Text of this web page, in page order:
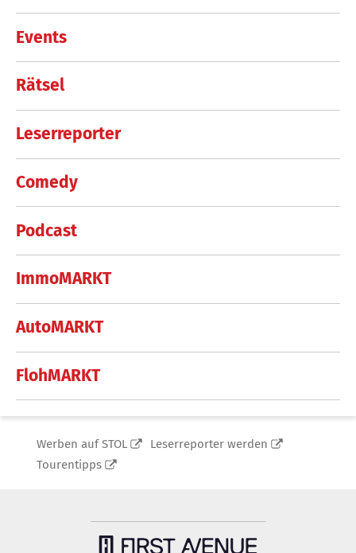
Events
Rätsel
Leserreporter
Comedy
Podcast
ImmoMARKT
AutoMARKT
FlohMARKT
Werben auf STOL
Leserreporter werden
Tourentipps